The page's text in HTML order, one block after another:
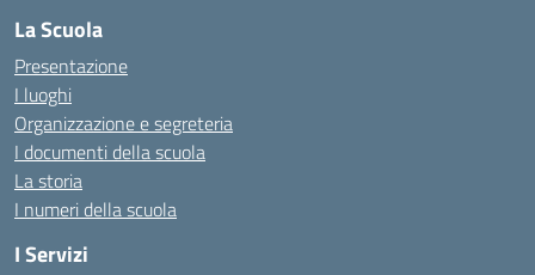
La Scuola
Presentazione
I luoghi
Organizzazione e segreteria
I documenti della scuola
La storia
I numeri della scuola
I Servizi